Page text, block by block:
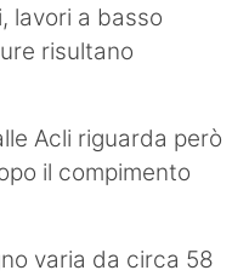
lavori a basso
risultano
Acli riguarda però
il compimento
varia da circa 58